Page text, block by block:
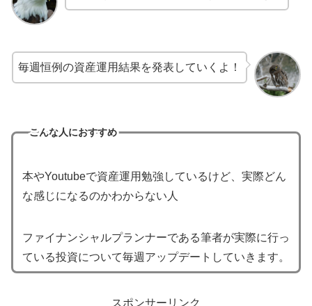
毎週恒例の資産運用結果を発表していくよ！
こんな人におすすめ
本やYoutubeで資産運用勉強しているけど、実際どん
な感じになるのかわからない人
ファイナンシャルプランナーである筆者が実際に行っ
ている投資について毎週アップデートしていきます。
スポンサーリンク